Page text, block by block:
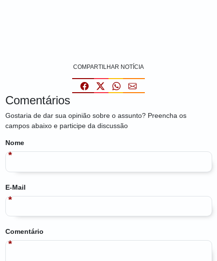
COMPARTILHAR NOTÍCIA
Comentários
Gostaria de dar sua opinião sobre o assunto? Preencha os
campos abaixo e participe da discussão
Nome
E-Mail
Comentário